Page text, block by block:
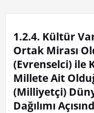
1.2.4. Kültür
Ortak Mirası
(Evrenselci) ile
Millete Ait
(Milliyetçi)
Dağılımı